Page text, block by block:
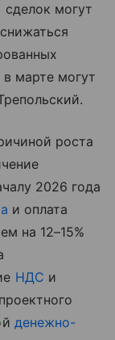
могут
марте могут
роста
2026 года
и оплата
на 12–15%
НДС и
денежно-